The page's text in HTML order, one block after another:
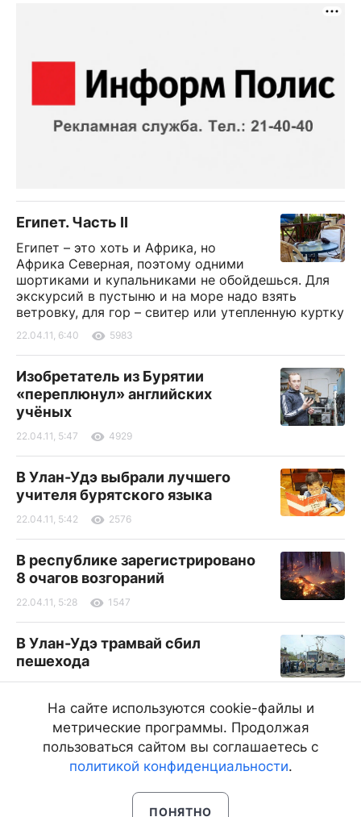
Египет. Часть II
Египет – это хоть и Африка, но
Африка Северная, поэтому одними
шортиками и купальниками не обойдешься. Для
экскурсий в пустыню и на море надо взять
ветровку, для гор – свитер или утепленную куртку
22.04.11, 6:40 5983
Изобретатель из Бурятии
«переплюнул» английских
учёных
22.04.11, 5:47 4929
В Улан-Удэ выбрали лучшего
учителя бурятского языка
22.04.11, 5:42 2576
В республике зарегистрировано
8 очагов возгораний
22.04.11, 5:28 1547
В Улан-Удэ трамвай сбил
пешехода
22.04.11, 2:32 3132
9 мая в Улан-Удэ включат
фонтаны
22.04.11, 2:14 3438
На сайте используются cookie-файлы и
метрические программы. Продолжая
пользоваться сайтом вы соглашаетесь с
политикой конфиденциальности.
ПОНЯТНО